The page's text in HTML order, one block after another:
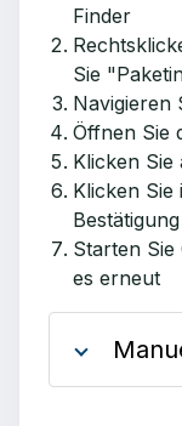
Finder
Sie
Navigieren
Öffnen Sie
Klicken
Klicken
Starten Sie
es erneut